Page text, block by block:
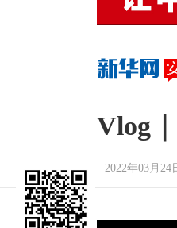
Vlog
2022年03月24